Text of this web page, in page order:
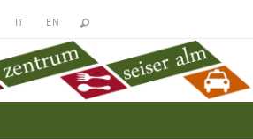
IT EN